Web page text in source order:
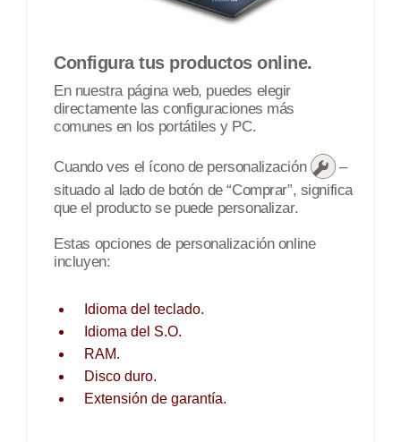
Configura tus productos online.
En nuestra página web, puedes elegir
directamente las configuraciones más
comunes en los portátiles y PC.
Cuando ves el ícono de personalización
–
situado al lado de botón de “Comprar”, significa
que el producto se puede personalizar.
Estas opciones de personalización online
incluyen:
Idioma del teclado.
Idioma del S.O.
RAM.
Disco duro.
Extensión de garantía.